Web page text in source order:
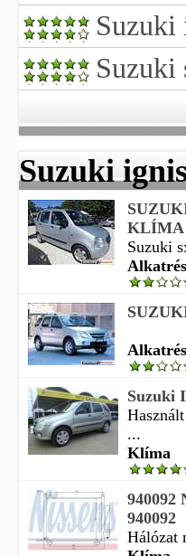
Suzuki
Suzuki
Suzuki
KLÍMA
Suzuki
Suzuki
...
Klíma
940092
940092
Hálózat